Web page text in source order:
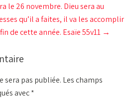
le 26 novembre. Dieu sera au
qu’il a faites, il va les accomplir
de cette année. Esaïe 55v11 →
sera pas publiée. Les champs
avec*